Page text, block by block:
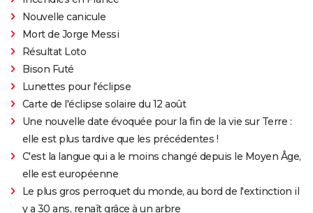
Nouvelle canicule
Mort de Jorge Messi
Résultat Loto
Bison Futé
Lunettes pour l'éclipse
Carte de l'éclipse solaire du 12 août
Une nouvelle date évoquée pour la fin de la vie sur Terre :
elle est plus tardive que les précédentes !
C'est la langue qui a le moins changé depuis le Moyen Âge,
elle est européenne
Le plus gros perroquet du monde, au bord de l'extinction il
y a 30 ans, renaît grâce à un arbre